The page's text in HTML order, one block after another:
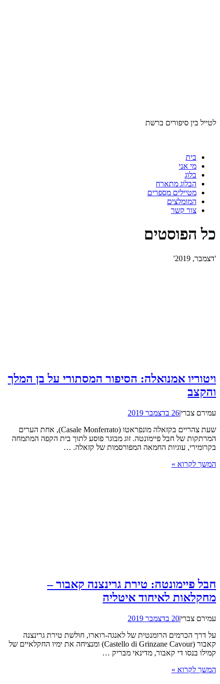
לטייל בין סיפורים ברשת
בית
מי אני
בלוג
הבלוג מתארח
מטיילים מספרים
המומלצים
צור קשר
כל הפוסטים
'דצמבר, 2019'
ויטוריו אמנואלה: הסיפור המסתורי על בן המלך
והקצב
עמירם צברי|26 בדצמבר 2019
שעת צהריים בקזאלה מונפראטו (Casale Monferrato), אחת הערים
המרתקות של חבל פיימונטה. זוג מבוגר פוסע לתוך בית הקפה המתמחה
בקרומירי, עוגיות החמאה המפורסמות של קזאלה. …
המשך לקרוא »
חבל פיימונטה: טירת גרינצנה קאבור –
מחקלאות לאיחוד איטליה
עמירם צברי|20 בדצמבר 2019
על דרך הכרמים הרומנטית של לאנגה-רוארו, חולשת טירת גרינצנה
קאבור (Castello di Grinzane Cavour) ומנציחה את ימיו החקלאיים של
קמילו בנסו די קאבור, מדינאי מבריק …
המשך לקרוא »